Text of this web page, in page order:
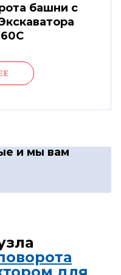
башни с
и мы вам